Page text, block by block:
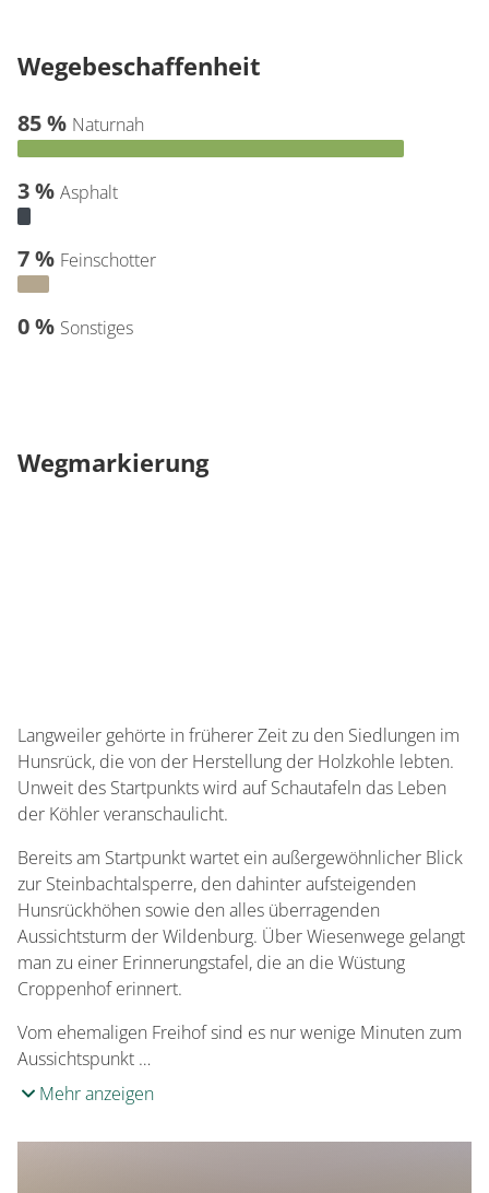
Wegebeschaffenheit
85 % Naturnah
3 % Asphalt
7 % Feinschotter
0 % Sonstiges
Wegmarkierung
Langweiler gehörte in früherer Zeit zu den Siedlungen im
Hunsrück, die von der Herstellung der Holzkohle lebten.
Unweit des Startpunkts wird auf Schautafeln das Leben
der Köhler veranschaulicht.
Bereits am Startpunkt wartet ein außergewöhnlicher Blick
zur Steinbachtalsperre, den dahinter aufsteigenden
Hunsrückhöhen sowie den alles überragenden
Aussichtsturm der Wildenburg. Über Wiesenwege gelangt
man zu einer Erinnerungstafel, die an die Wüstung
Croppenhof erinnert.
Vom ehemaligen Freihof sind es nur wenige Minuten zum
Aussichtspunkt …
Mehr anzeigen